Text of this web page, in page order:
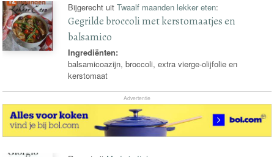
Bijgerecht uitTwaalf maanden lekker eten:
Gegrilde broccoli met kerstomaatjes en
balsamico
Ingrediënten:
balsamicoazijn, broccoli, extra vierge-olijfolie en
kerstomaat
Advertentie